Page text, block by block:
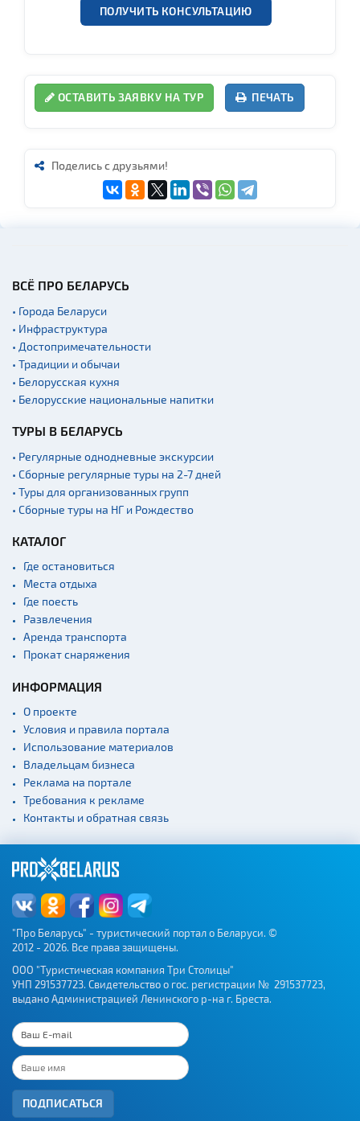
ПОЛУЧИТЬ КОНСУЛЬТАЦИЮ
ОСТАВИТЬ ЗАЯВКУ НА ТУР ПЕЧАТЬ
Поделись с друзьями!
ВСЁ ПРО БЕЛАРУСЬ
• Города Беларуси
• Инфраструктура
• Достопримечательности
• Традиции и обычаи
• Белорусская кухня
• Белорусские национальные напитки
ТУРЫ В БЕЛАРУСЬ
• Регулярные однодневные экскурсии
• Сборные регулярные туры на 2-7 дней
• Туры для организованных групп
• Сборные туры на НГ и Рождество
КАТАЛОГ
Где остановиться
Места отдыха
Где поесть
Развлечения
Аренда транспорта
Прокат снаряжения
ИНФОРМАЦИЯ
О проекте
Условия и правила портала
Использование материалов
Владельцам бизнеса
Реклама на портале
Требования к рекламе
Контакты и обратная связь
"Про Беларусь" - туристический портал о Беларуси. ©
2012 - 2026. Все права защищены.
ООО "Туристическая компания Три Столицы"
УНП 291537723. Свидетельство о гос. регистрации № 291537723,
выдано Администрацией Ленинского р-на г. Бреста.
ПОДПИСАТЬСЯ